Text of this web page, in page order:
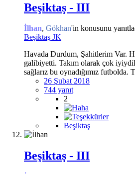
Beşiktaş - III
İlhan, Gökhan'in konusunu
Beşiktaş JK
Havada Durdum, Şahitlerim Var.
galibiyetti. Takım olarak çok
sağlarız bu oynadığımız futbolda.
26 Şubat 2018
744 yanıt
2
Beşiktaş
Beşiktaş - III